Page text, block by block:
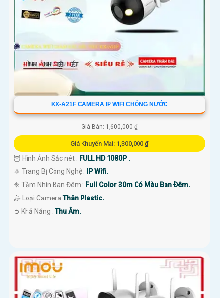
KX-A21F CAMERA IP WIFI CHỐNG NƯỚC
Giá Bán: 1,600,000 ₫
Giá Khuyến Mại: 1,300,000 ₫
🦉 Hình Ảnh Sắc nét : FULL HD 1080P .
⚛️ Trang Bị Công Nghệ :
IP Wifi.
❈ Tầm Nhìn Ban Đêm : Full Color 30m Có Màu Ban Ðêm.
🤹 Loại CameraThân Plastic.
️➲ Khả Năng :Thu Âm.